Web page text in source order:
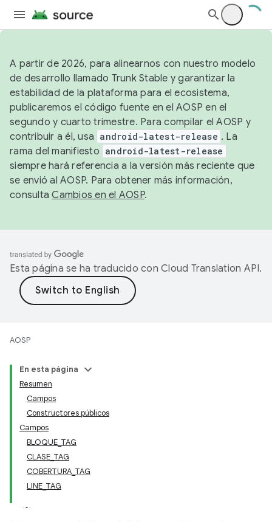
A partir de 2026, para alinearnos con nuestro modelo
de desarrollo llamado Trunk Stable y garantizar la
estabilidad de la plataforma para el ecosistema,
publicaremos el código fuente en el AOSP en el
segundo y cuarto trimestre. Para compilar el AOSP y
contribuir a él, usa android-latest-release . La
rama del manifiesto android-latest-release
siempre hará referencia a la versión más reciente que
se envió al AOSP. Para obtener más información,
consultaCambios en el AOSP.
Esta página se ha traducido con Cloud Translation API.
AOSP
En esta página
Resumen
Campos
Constructores públicos
Campos
BLOQUE_TAG
CLASE_TAG
COBERTURA_TAG
LINE_TAG